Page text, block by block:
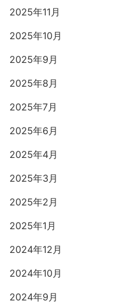
2025年11月
2025年10月
2025年9月
2025年8月
2025年7月
2025年6月
2025年4月
2025年3月
2025年2月
2025年1月
2024年12月
2024年10月
2024年9月